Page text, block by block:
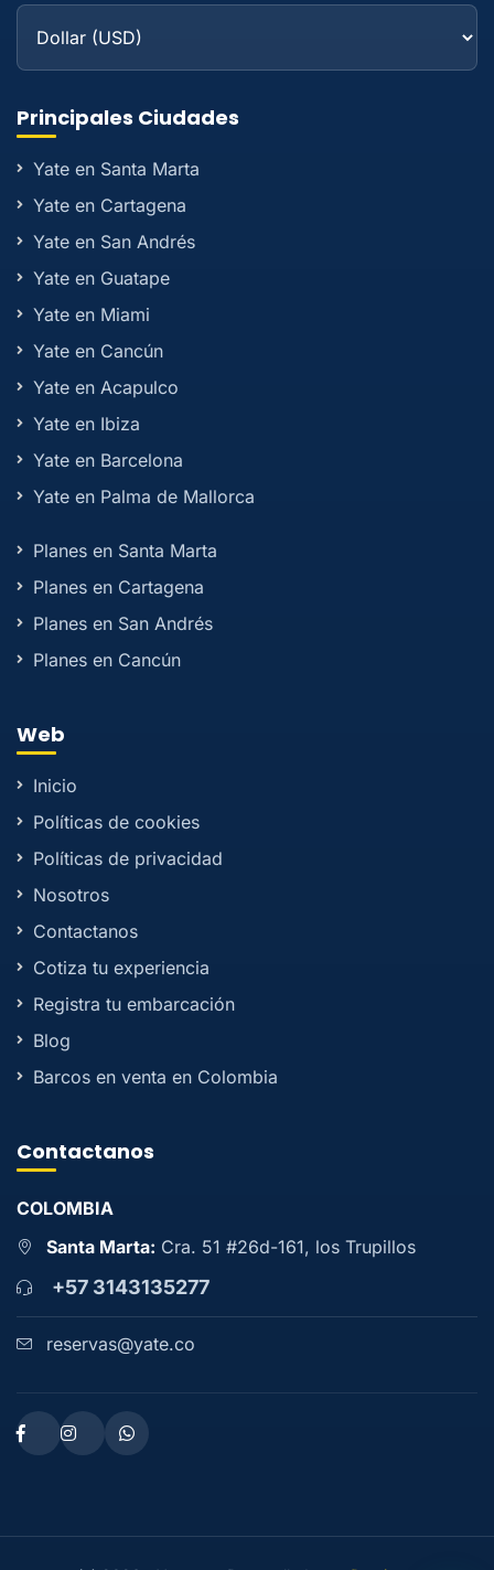
Principales Ciudades
Yate en Santa Marta
Yate en Cartagena
Yate en San Andrés
Yate en Guatape
Yate en Miami
Yate en Cancún
Yate en Acapulco
Yate en Ibiza
Yate en Barcelona
Yate en Palma de Mallorca
Planes en Santa Marta
Planes en Cartagena
Planes en San Andrés
Planes en Cancún
Web
Inicio
Políticas de cookies
Políticas de privacidad
Nosotros
Contactanos
Cotiza tu experiencia
Registra tu embarcación
Blog
Barcos en venta en Colombia
Contactanos
COLOMBIA
Santa Marta: Cra. 51 #26d-161, los Trupillos
+57 3143135277
reservas@yate.co